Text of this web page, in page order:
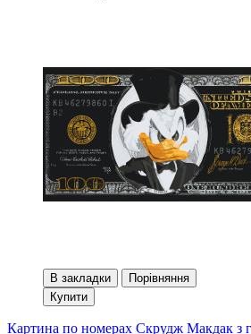
В закладки
Порівняння
Купити
Картина по номерах Скрудж Макдак з